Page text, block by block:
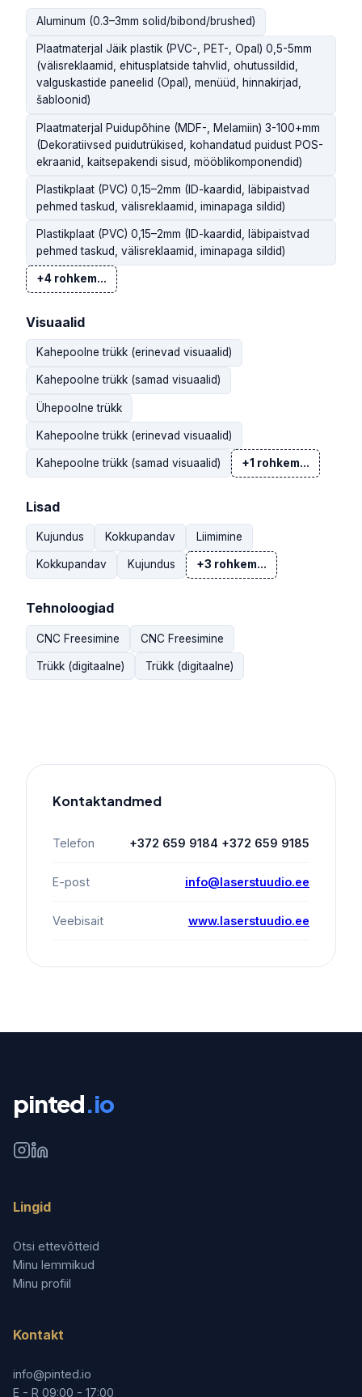
Aluminum (0.3–3mm solid/bibond/brushed)
Plaatmaterjal Jäik plastik (PVC-, PET-, Opal) 0,5-5mm
(välisreklaamid, ehitusplatside tahvlid, ohutussildid,
valguskastide paneelid (Opal), menüüd, hinnakirjad,
šabloonid)
Plaatmaterjal Puidupõhine (MDF-, Melamiin) 3-100+mm
(Dekoratiivsed puidutrükised, kohandatud puidust POS-
ekraanid, kaitsepakendi sisud, mööblikomponendid)
Plastikplaat (PVC) 0,15–2mm (ID-kaardid, läbipaistvad
pehmed taskud, välisreklaamid, iminapaga sildid)
Plastikplaat (PVC) 0,15–2mm (ID-kaardid, läbipaistvad
pehmed taskud, välisreklaamid, iminapaga sildid)
+4 rohkem...
Visuaalid
Kahepoolne trükk (erinevad visuaalid)
Kahepoolne trükk (samad visuaalid)
Ühepoolne trükk
Kahepoolne trükk (erinevad visuaalid)
Kahepoolne trükk (samad visuaalid) +1 rohkem...
Lisad
Kujundus Kokkupandav Liimimine
Kokkupandav Kujundus +3 rohkem...
Tehnoloogiad
CNC Freesimine CNC Freesimine
Trükk (digitaalne) Trükk (digitaalne)
Kontaktandmed
Telefon +372 659 9184 +372 659 9185
E-post info@laserstuudio.ee
Veebisait www.laserstuudio.ee
pinted.io
Lingid
Otsi ettevõtteid
Minu lemmikud
Minu profiil
Kontakt
info@pinted.io
E - R 09:00 - 17:00